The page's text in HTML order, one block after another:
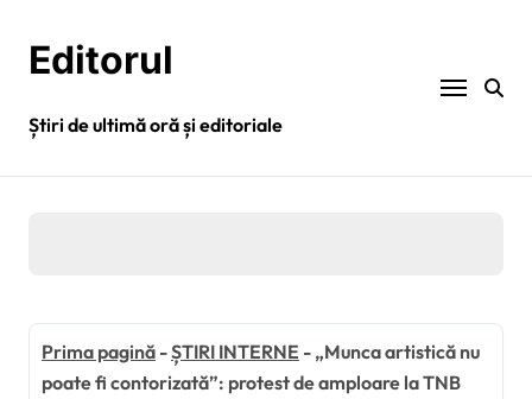
conținutEditorul
Știri de ultimă oră și editoriale
Prima pagină -ȘTIRI INTERNE - „Munca artistică nu
poate fi contorizată”: protest de amploare la TNB